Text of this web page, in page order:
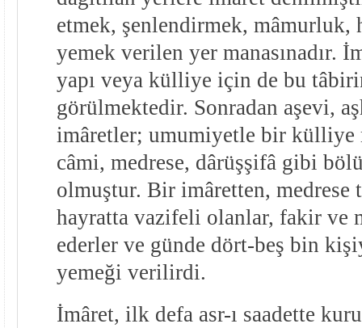
etmek, şenlendirmek, mâmurluk,
yemek verilen yer manasınadır.
yapı veya külliye için de bu
görülmektedir. Sonradan aşevi,
imâretler; umumiyetle bir külliye
câmi, medrese, dârüşşifâ gibi
olmuştur. Bir imâretten, medrese
hayratta vazifeli olanlar, fakir ve
ederler ve günde dört-beş bin
yemeği verilirdi.
İmâret, ilk defa asr-ı saadette